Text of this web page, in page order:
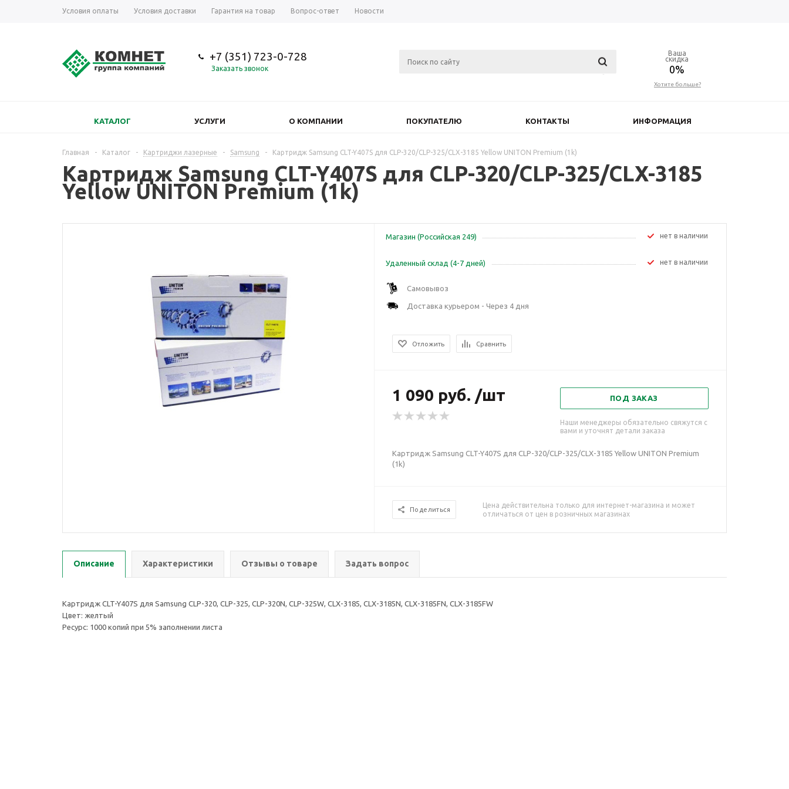
Условия оплаты Условия доставки Гарантия на товар Вопрос-ответ Новости
+7 (351) 723-0-728
Заказать звонок
Ваша
скидка
0%
Хотите больше?
КАТАЛОГ УСЛУГИ О КОМПАНИИ ПОКУПАТЕЛЮ КОНТАКТЫ ИНФОРМАЦИЯ
Главная - Каталог - Картриджи лазерные - Samsung - Картридж Samsung CLT-Y407S для CLP-320/CLP-325/CLX-3185 Yellow UNITON Premium (1k)
Картридж Samsung CLT-Y407S для CLP-320/CLP-325/CLX-3185
Yellow UNITON Premium (1k)
Магазин (Российская 249) Нет в наличии
Удаленный склад (4-7 дней) Нет в наличии
Самовывоз
Доставка курьером - Через 4 дня
Отложить Сравнить
1 090 руб. /шт ПОД ЗАКАЗ
Наши менеджеры обязательно свяжутся с
вами и уточнят детали заказа
Картридж Samsung CLT-Y407S для CLP-320/CLP-325/CLX-3185 Yellow UNITON Premium
(1k)
Поделиться
Цена действительна только для интернет-магазина и может
отличаться от цен в розничных магазинах
Описание Характеристики Отзывы о товаре Задать вопрос
Картридж CLT-Y407S для Samsung CLP-320, CLP-325, CLP-320N, CLP-325W, CLX-3185, CLX-3185N, CLX-3185FN, CLX-3185FW
Цвет: желтый
Ресурс: 1000 копий при 5% заполнении листа